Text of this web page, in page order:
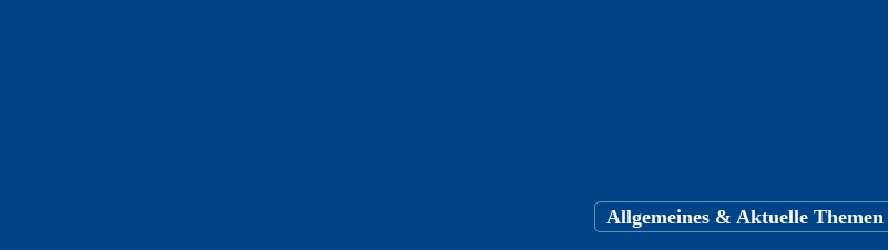
Allgemeines & Aktuelle Themen